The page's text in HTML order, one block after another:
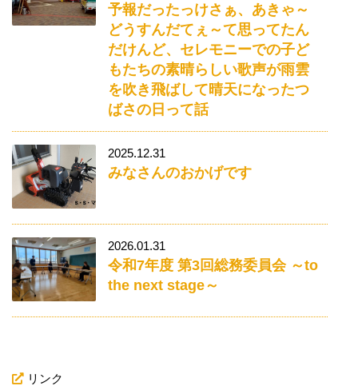
予報だったっけさぁ、あきゃ～
どうすんだてぇ～て思ってたん
だけんど、セレモニーでの子ど
もたちの素晴らしい歌声が雨雲
を吹き飛ばして晴天になったつ
ばさの日って話
2025.12.31
みなさんのおかげです
2026.01.31
令和7年度 第3回総務委員会 ～to
the next stage～
リンク